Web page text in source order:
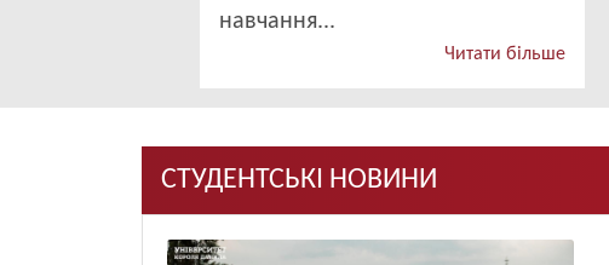
навчання...
Читати більше
СТУДЕНТСЬКІ НОВИНИ